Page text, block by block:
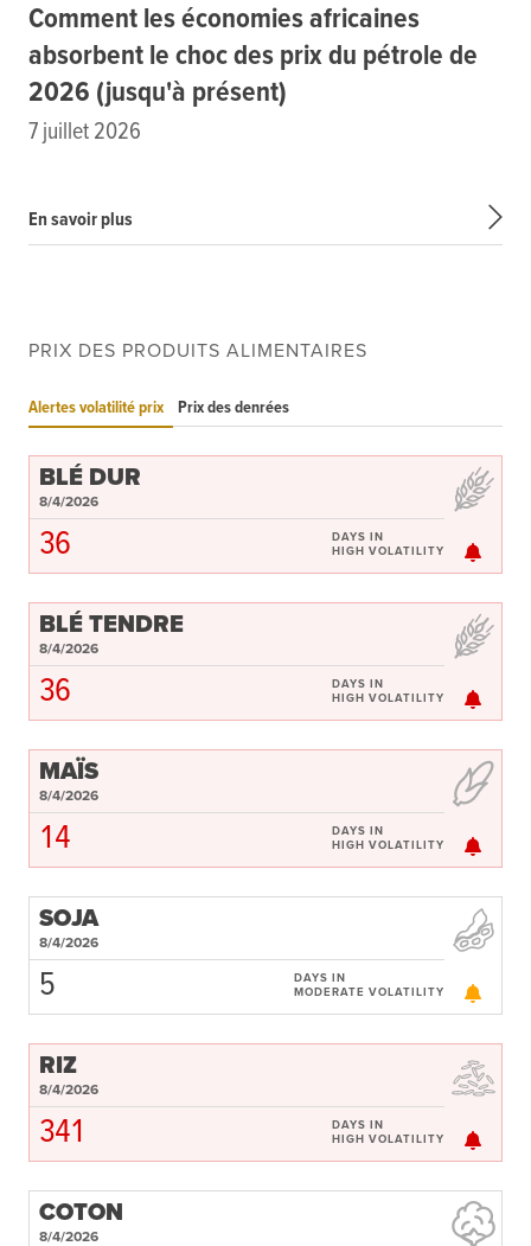
Comment les économies africaines
absorbent le choc des prix du pétrole de
2026 (jusqu'à présent)
7 juillet 2026
En savoir plus
PRIX DES PRODUITS ALIMENTAIRES
Alertes volatilité prix Prix des denrées
BLÉ DUR
8/4/2026
36
DAYS IN
HIGH VOLATILITY
BLÉ TENDRE
8/4/2026
36
DAYS IN
HIGH VOLATILITY
MAÏS
8/4/2026
14
DAYS IN
HIGH VOLATILITY
SOJA
8/4/2026
5
DAYS IN
MODERATE VOLATILITY
RIZ
8/4/2026
341
DAYS IN
HIGH VOLATILITY
COTON
8/4/2026